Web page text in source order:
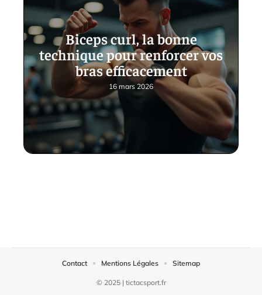
Biceps curl, la bonne
technique pour renforcer vos
bras efficacement
16 mars 2026
© 2025 | tictacsport.fr
Contact Mentions Légales Sitemap